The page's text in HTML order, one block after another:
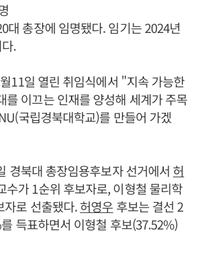
대 총장에 임명됐다. 임기는 2024년
.
11일 열린 취임식에서 "지속 가능한
를 이끄는 인재를 양성해 세계가 주목
국립경북대학교)를 만들어 가겠
경북대 총장임용후보자 선거에서 허
수가 1순위 후보자로, 이형철 물리학
자로 선출됐다.허영우 후보는 결선 2
득표하면서 이형철 후보(37.52%)